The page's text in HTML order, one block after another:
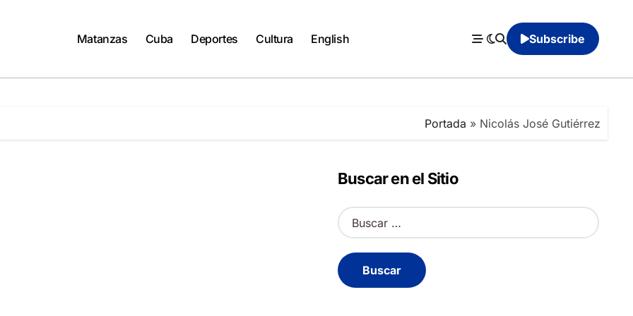
Matanzas Cuba Deportes Cultura English Subscribe
Portada » Nicolás José Gutiérrez
Buscar en el Sitio
B
u
c
a